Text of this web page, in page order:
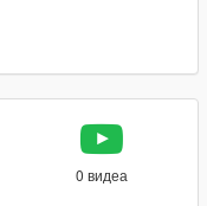
0 видеа